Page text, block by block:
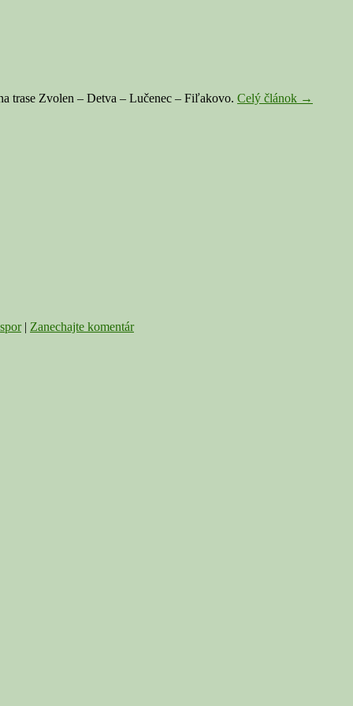
trase Zvolen – Detva – Lučenec – Fiľakovo. Celý článok Spor
→
spor | Zanechajte komentár